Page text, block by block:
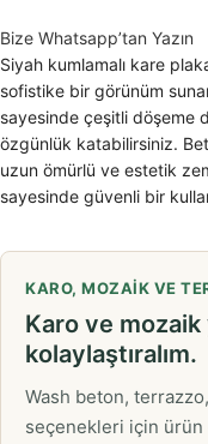
Bize Whatsapp’tan Yazın
Siyah kumlamalı kare
sofistike bir görünüm
sayesinde çeşitli döşeme
özgünlük katabilirsiniz.
uzun ömürlü ve estetik
sayesinde güvenli bir
KARO, MOZAIK VE
Karo ve
kolaylaştıralım.
Wash beton,
seçenekleri için ürün